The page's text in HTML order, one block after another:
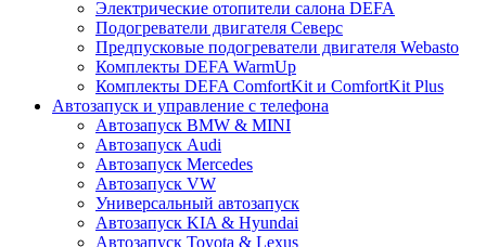
Электрические отопители салона DEFA
Подогреватели двигателя Северс
Предпусковые подогреватели двигателя Webasto
Комплекты DEFA WarmUp
Комплекты DEFA ComfortKit и ComfortKit Plus
Автозапуск и управление с телефона
Автозапуск BMW & MINI
Автозапуск Audi
Автозапуск Mercedes
Автозапуск VW
Универсальный автозапуск
Автозапуск KIA & Hyundai
Автозапуск Toyota & Lexus